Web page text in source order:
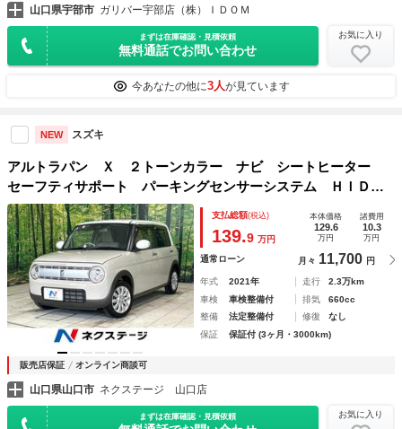
山口県宇部市 ガリバー宇部店（株）ＩＤＯＭ
まずは在庫確認・見積依頼
無料通話でお問い合わせ
お気に入り
今あなたの他に3人が見ています
NEW スズキ
アルトラパン Ｘ ２トーンカラー ナビ シートヒーター
セーフティサポート パーキングセンサーシステム ＨＩＤヘ
ッドライト ドラレコ ＥＴＣ スマートキー Ｂｌｕｅｔｏ
ｏｔｈ 純正１４インチＡＷ 禁煙車
支払総額(税込)
139.9 万円
本体価格
129.6
万円
諸費用
10.3
万円
通常ローン 月々 11,700 円
年式 2021年 走行
2.3万km
車検
車検整備付 排気
660cc
整備
法定整備付 修復
なし
保証
保証付 (3ヶ月・3000km)
販売店保証 オンライン商談可
山口県山口市 ネクステージ 山口店
まずは在庫確認・見積依頼 お気に入り